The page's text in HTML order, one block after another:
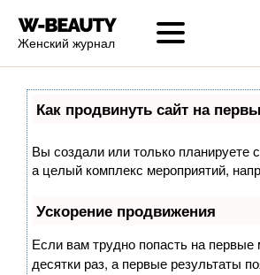
Женский журнал
Как продвинуть сайт на
Вы создали или только планируете
а целый комплекс мероприятий,
Ускорение продвижения
Если вам трудно попасть на
десятки раз, а первые результаты